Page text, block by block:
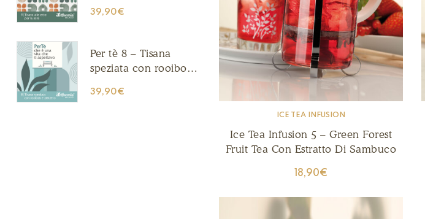
ICE TEA INFUSION
Ice Tea Infusion 5 – Green Forest
Fruit Tea Con Estratto Di Sambuco
18,90€
39,90€
Per tè 8 – Tisana
speziata con rooibos e
39,90€